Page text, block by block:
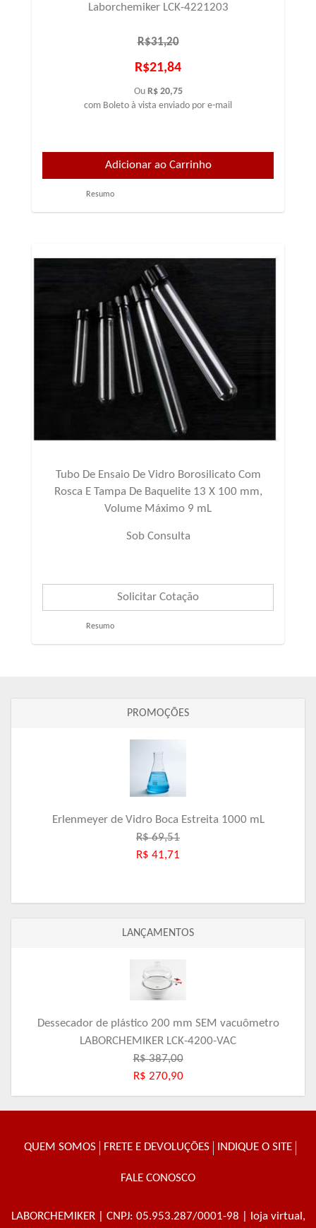
Laborchemiker LCK-4221203
R$31,20
R$21,84
Ou R$ 20,75
com Boleto à vista enviado por e-mail
Resumo
Tubo De Ensaio De Vidro Borosilicato Com
Rosca E Tampa De Baquelite 13 X 100 mm,
Volume Máximo 9 mL
Sob Consulta
Resumo
PROMOÇÕES
Erlenmeyer de Vidro Boca Estreita 1000 mL
R$ 69,51
R$ 41,71
LANÇAMENTOS
Dessecador de plástico 200 mm SEM vacuômetro
LABORCHEMIKER LCK-4200-VAC
R$ 387,00
R$ 270,90
QUEM SOMOS FRETE E DEVOLUÇÕES INDIQUE O SITE
FALE CONOSCO
LABORCHEMIKER| CNPJ: 05.953.287/0001-98 | loja virtual,